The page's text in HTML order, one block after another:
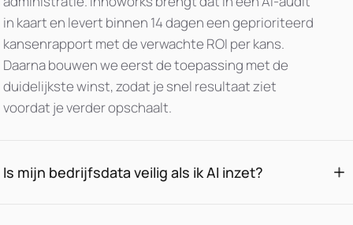
in kaart en levert binnen 14 dagen een geprioriteerd
kansenrapport met de verwachte ROI per kans.
Daarna bouwen we eerst de toepassing met de
duidelijkste winst, zodat je snel resultaat ziet
voordat je verder opschaalt.
Is mijn bedrijfsdata veilig als ik AI inzet?